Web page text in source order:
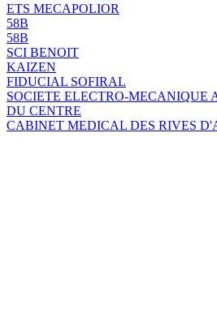
ETS MECAPOLIOR
58B
58B
SCI BENOIT
KAIZEN
FIDUCIAL SOFIRAL
SOCIETE ELECTRO-MECANIQUE
DU CENTRE
CABINET MEDICAL DES RIVES